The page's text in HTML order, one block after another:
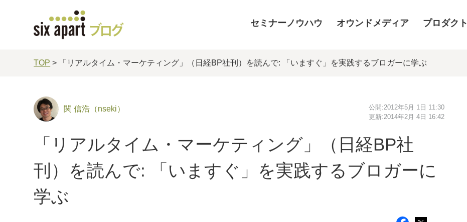
セミナーノウハウ オウンドメディア プロダクト
TOP > 「リアルタイム・マーケティング」（日経BP社刊）を読んで: 「いますぐ」を実践するブロガーに学ぶ
関 信浩（nseki） 公開:2012年5月 1日 11:30
更新:2014年2月 4日 16:42
「リアルタイム・マーケティング」（日経BP社
刊）を読んで: 「いますぐ」を実践するブロガーに
学ぶ